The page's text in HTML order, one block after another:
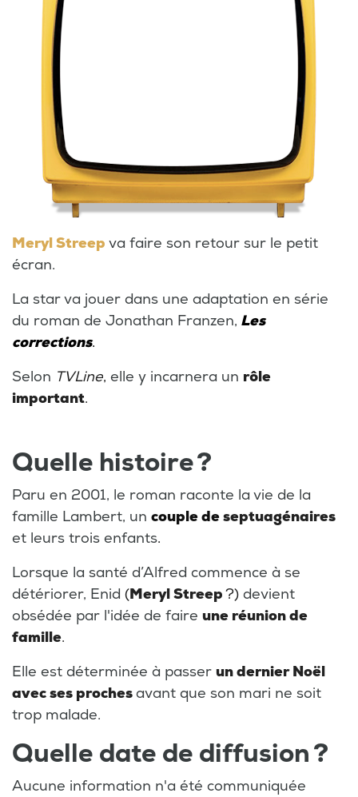
Meryl Streep va faire son retour sur le petit
écran.
La star va jouer dans une adaptation en série
du roman de Jonathan Franzen, Les
corrections.
Selon TVLine, elle y incarnera un rôle
important.
Quelle histoire ?
Paru en 2001, le roman raconte la vie de la
famille Lambert, un couple deseptuagénaires
et leurs trois enfants.
Lorsque la santé d’Alfred commence à se
détériorer, Enid (Meryl Streep?) devient
obsédée par l'idée de faire une réunion de
famille.
Elle est déterminée à passer un dernier Noël
avec ses prochesavant que son mari ne soit
trop malade.
Quelle date de diffusion ?
Aucune information n'a été communiquée